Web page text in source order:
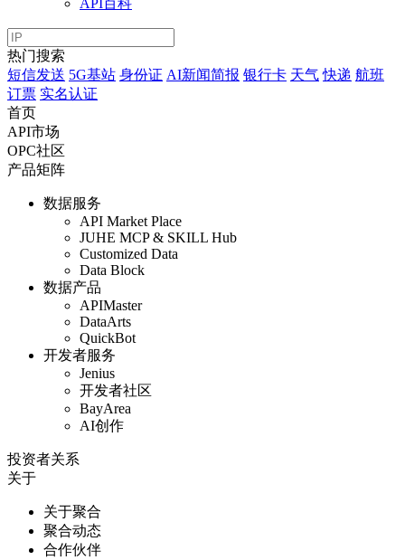
API百科
热门搜索
短信发送 5G基站 身份证 AI新闻简报 银行卡 天气 快递 航班
订票 实名认证
首页
API市场
OPC社区
产品矩阵
数据服务
API Market Place
JUHE MCP & SKILL Hub
Customized Data
Data Block
数据产品
APIMaster
DataArts
QuickBot
开发者服务
Jenius
开发者社区
BayArea
AI创作
投资者关系
关于
关于聚合
聚合动态
合作伙伴